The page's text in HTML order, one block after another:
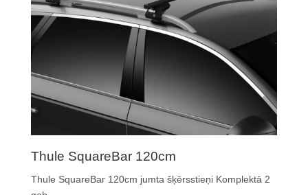
Thule SquareBar 120cm
Thule SquareBar 120cm jumta šķērsstieņi Komplektā 2